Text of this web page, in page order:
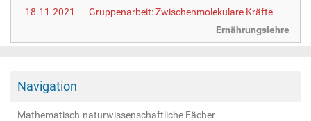
18.11.2021
Gruppenarbeit: Zwischenmolekulare Kräfte
Ernährungslehre
Navigation
Mathematisch-naturwissenschaftliche Fächer